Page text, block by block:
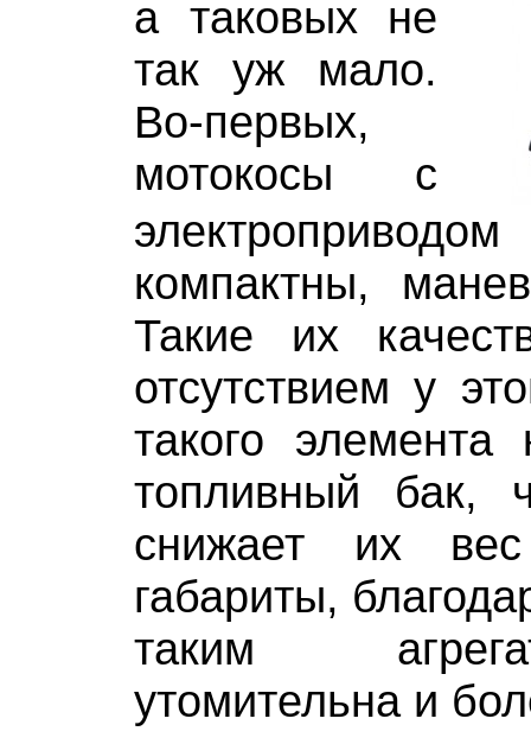
а таковых не
так уж мало.
Во-первых,
мотокосы с
компактны,
Такие их
отсутствием у
такого элемента
топливный бак,
снижает их
габариты,
таким
утомительна и